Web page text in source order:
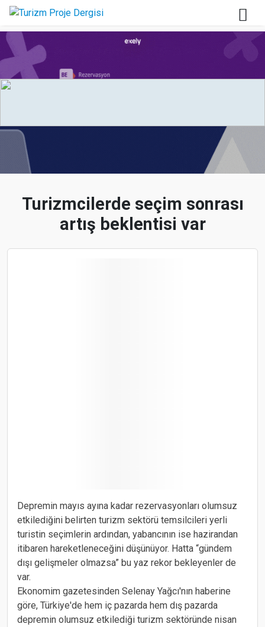
Turizmcilerde seçim sonrası
artış beklentisi var
Depremin mayıs ayına kadar rezervasyonları olumsuz
etkilediğini belirten turizm sektörü temsilcileri yerli
turistin seçimlerin ardından, yabancının ise hazirandan
itibaren hareketleneceğini düşünüyor. Hatta “gündem
dışı gelişmeler olmazsa” bu yaz rekor bekleyenler de
var.
Ekonomim gazetesinden Selenay Yağcı'nın haberine
göre, Türkiye'de hem iç pazarda hem dış pazarda
depremin olumsuz etkilediği turizm sektöründe nisan